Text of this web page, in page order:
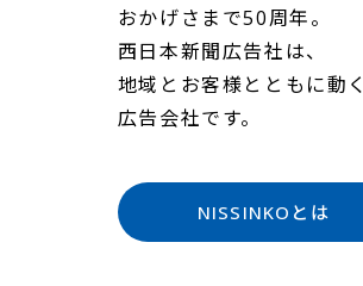
おかげさまで50周年。
西日本新聞広告社は、
地域とお客様とともに動く
広告会社です。
NISSINKOとは